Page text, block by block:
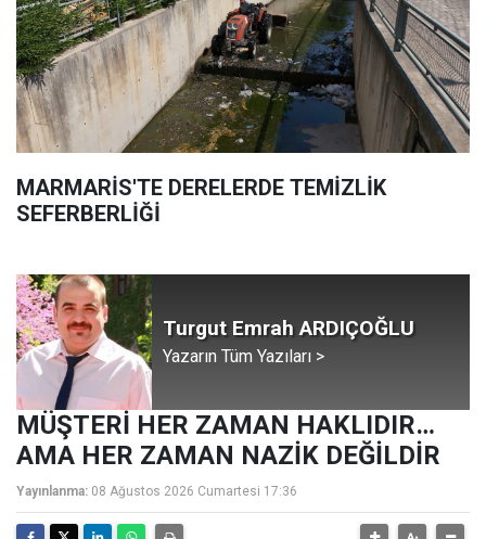
MARMARİS'TE DERELERDE TEMİZLİK
SEFERBERLİĞİ
Turgut Emrah ARDIÇOĞLU
Yazarın Tüm Yazıları >
MÜŞTERİ HER ZAMAN HAKLIDIR…
AMA HER ZAMAN NAZİK DEĞİLDİR
Yayınlanma: 08 Ağustos 2026 Cumartesi 17:36